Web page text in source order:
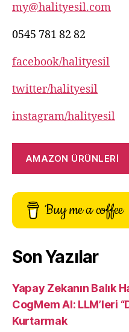
my@halityesil.com
0545 781 82 82
facebook/halityesil
twitter/halityesil
instagram/halityesil
AMAZON ÜRÜNLERİ
Buy me a coffee
Son Yazılar
Yapay Zekanın Balık
CogMem AI: LLM’leri
Kurtarmak